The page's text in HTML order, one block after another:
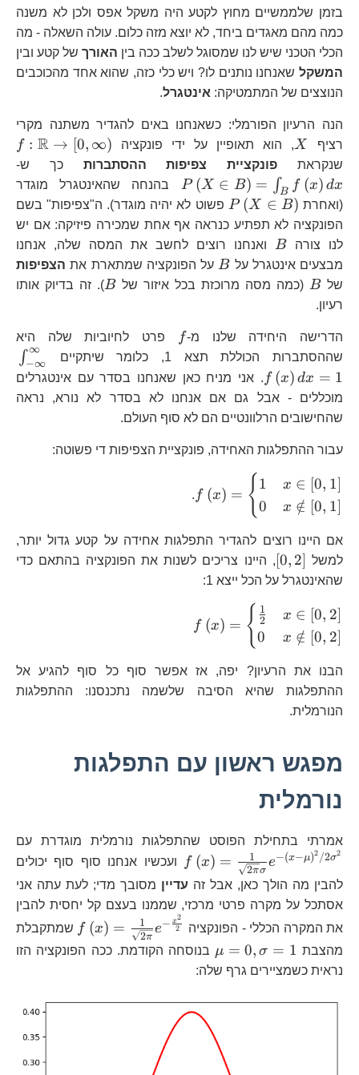
בזמן שלממשיים מחוץ לקטע היה משקל אפס ולכן לא משנה
כמה מהם מאגדים ביחד, לא יוצא מזה כלום. עולה השאלה - מה
הכלי הטכני שיש לנו שמסוגל לשלב ככה בין האורך של קטע ובין
המשקל שאנחנו נותנים לו? ויש כלי כזה, שהוא אחד מהכוכבים
הנוצצים של המתמטיקה: אינטגרל.
הנה הרעיון הפורמלי: כשאנחנו באים להגדיר משתנה מקרי
רציף
X X, הוא תאופיין על ידי פונקציה f : R → [0, ∞)
שנקראת פונקציית צפיפות ההסתברות כך ש-
P (X ∈ B) = ∫B f (x) dx
בהנחה שהאינטגרל מוגדר
(ואחרת
P\left(X\in
B\right)
P (X ∈ B)
פשוט לא יהיה מוגדר). ה"צפיפות" בשם
הפונקציה לא תפתיע כנראה אף אחת שמכירה פיזיקה: אם יש
לנו צורה
B B ואנחנו רוצים לחשב את המסה שלה, אנחנו
מבצעים אינטגרל על
B B על הפונקציה שמתארת את הצפיפות
של
B B (כמה מסה מרוכזת בכל איזור של
B
B). זה בדיוק אותו
רעיון.
הדרישה היחידה שלנו מ-f
f
פרט לחיוביות שלה היא
שההסתברות הכוללת תצא 1, כלומר שיתקיים
∫−∞
∞
f (x) dx = 1
. אני מניח כאן שאנחנו בסדר עם אינטגרלים
מוכללים - אבל גם אם אנחנו לא בסדר לא נורא, נראה
שהחישובים הרלוונטיים הם לא סוף העולם.
עבור ההתפלגות האחידה, פונקציית הצפיפות די פשוטה:
1 & x\in\left[0,1\right]\\
&
\end{cases}
f (x) = {1
0
x ∈ [0, 1]
x ∈
/ [0, 1]
.
אם היינו רוצים להגדיר התפלגות אחידה על קטע גדול יותר,
למשל
\left[0,2\right] [0, 2]
, היינו צריכים לשנות את הפונקציה בהתאם כדי
שהאינטגרל על הכל ייצא 1:
\frac{1}{2}
x\in\left[0,2\right]\\ 0
x\notin\left[0,2\right]
\end{cases}
f (x) = {2
1
0
x ∈ [0, 2]
x ∈
/ [0, 2]
הבנו את הרעיון? יפה, אז אפשר סוף כל סוף להגיע אל
ההתפלגות שהיא הסיבה שלשמה נתכנסנו: ההתפלגות
הנורמלית.
מפגש ראשון עם התפלגות
נורמלית
אמרתי בתחילת הפוסט שהתפלגות נורמלית מוגדרת עם
f (x) = 2πσ
1 e−(x−μ)2/2σ2
ועכשיו אנחנו סוף סוף יכולים
להבין מה הולך כאן, אבל זה עדיין מסובך מדי; לעת עתה אני
אסתכל על מקרה פרטי מרכזי, שממנו בעצם קל יחסית להבין
את המקרה הכללי - הפונקציה
f (x) = 2π
1 e− 2
x2
שמתקבלת
מהצבת
\mu=0,\sigma=1
μ = 0, σ = 1
בנוסחה הקודמת. ככה הפונקציה הזו
נראית כשמציירים גרף שלה: